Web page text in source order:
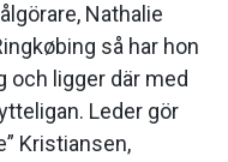
Nathalie
så har hon
och ligger där med
Leder gör
Kristiansen,